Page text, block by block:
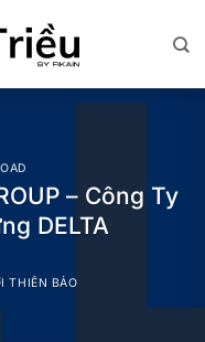
– Công Ty
DELTA
THIÊN BẢO